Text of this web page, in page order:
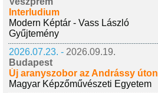
Interludium
Modern Képtár - Vass László
Gyűjtemény
2026.07.23. - 2026.09.19.
Budapest
Új aranyszobor az Andrássy úton
Magyar Képzőművészeti Egyetem